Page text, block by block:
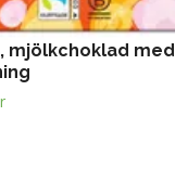
mjölkchoklad med